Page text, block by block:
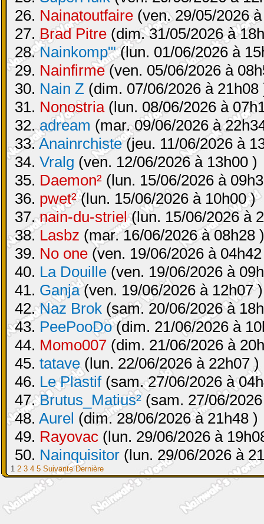
26. Nainatoutfaire (ven. 29/05/2026
27. Brad Pitre (dim. 31/05/2026 à
28.Nainkomp"'(lun. 01/06/2026 à
29. Nainfirme(ven. 05/06/2026 à
30. Nain Z (dim. 07/06/2026 à 21h08
31. Nonostria(lun. 08/06/2026 à
32.adream (mar. 09/06/2026 à
33.Anainrchiste(jeu. 11/06/2026 à
34. Vralg (ven. 12/06/2026 à 13h00 )
35. Daemon² (lun. 15/06/2026 à
36. pwet²(lun. 15/06/2026 à 10h00 )
37.nain-du-striel(lun. 15/06/2026 à
38. Lasbz (mar. 16/06/2026 à 08h28 )
39. No one (ven. 19/06/2026 à
40. La Douille (ven. 19/06/2026 à
41. Ganja(ven. 19/06/2026 à 12h07 )
42.Naz Brok (sam. 20/06/2026 à
43. PeePooDo(dim. 21/06/2026 à
44. Momo007 (dim. 21/06/2026 à
45. tatave(lun. 22/06/2026 à 22h07 )
46. Le Plastif(sam. 27/06/2026 à
47.Brutus_Matius²(sam. 27/06/
48. Aurel (dim. 28/06/2026 à 21h48 )
49. Rayovac (lun. 29/06/2026 à
50. Nainquisitor (lun. 29/06/2026 à
1 2 3 4 5 Suivante Dernière